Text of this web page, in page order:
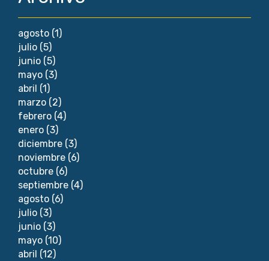
agosto (1)
julio (5)
junio (5)
mayo (3)
abril (1)
marzo (2)
febrero (4)
enero (3)
diciembre (3)
noviembre (6)
octubre (6)
septiembre (4)
agosto (6)
julio (3)
junio (3)
mayo (10)
abril (12)